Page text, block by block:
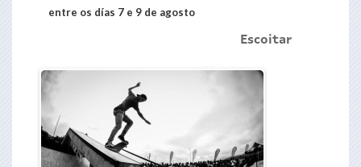
entre os días 7 e 9 de agosto
Escoitar